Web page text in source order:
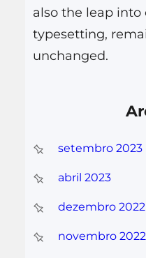
also the leap into
typesetting,
unchanged.
setembro 2023
abril 2023
dezembro 2022
novembro 2022